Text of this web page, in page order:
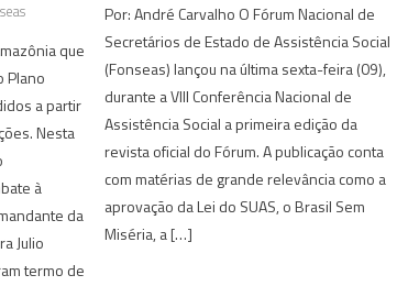
que
Plano
a partir
Nesta
à
da
Julio
termo de
Por: André Carvalho O Fórum Nacional de
Secretários de Estado de Assistência Social
(Fonseas) lançou na última sexta-feira (09),
durante a VIII Conferência Nacional de
Assistência Social a primeira edição da
revista oficial do Fórum. A publicação conta
com matérias de grande relevância como a
aprovação da Lei do SUAS, o Brasil Sem
Miséria, a […]